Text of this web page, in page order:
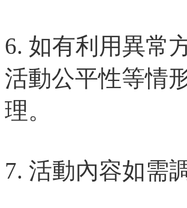
6. 如有利用異常
活動公平性等情
理。
7. 活動內容如需